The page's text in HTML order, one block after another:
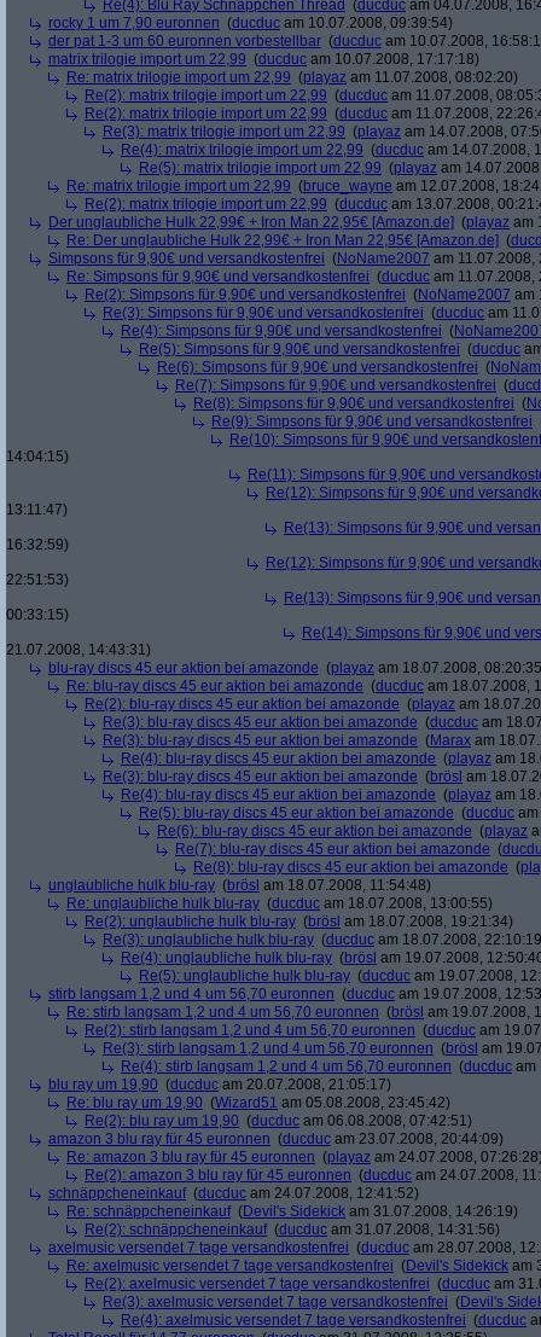
Re(4): Blu Ray Schnäppchen Thread (ducduc am 04.07.2008,
rocky 1 um 7,90 euronnen (ducduc am 10.07.2008, 09:39:54)
der pat 1-3 um 60 euronnen vorbestellbar (ducduc am 10.07.2008,
matrix trilogie import um 22,99 (ducduc am 10.07.2008, 17:17:18)
Re: matrix trilogie import um 22,99 (playaz am 11.07.2008, 08:02:20)
Re(2): matrix trilogie import um 22,99 (ducduc am 11.07.2008,
Re(2): matrix trilogie import um 22,99 (ducduc am 11.07.2008,
Re(3): matrix trilogie import um 22,99 (playaz am 14.07.2008,
Re(4): matrix trilogie import um 22,99 (ducduc am 14.07.2008,
Re(5): matrix trilogie import um 22,99 (playaz am
Re: matrix trilogie import um 22,99 (bruce_wayne am 12.07.2008,
Re(2): matrix trilogie import um 22,99 (ducduc am 13.07.2008,
Der unglaubliche Hulk 22,99€ + Iron Man 22,95€ [Amazon.de] (playaz am
Re: Der unglaubliche Hulk 22,99€ + Iron Man 22,95€ [Amazon.de] (
Simpsons für 9,90€ und versandkostenfrei (NoName2007 am 11.07.2008,
Re: Simpsons für 9,90€ und versandkostenfrei (ducduc am 11.07.2008,
Re(2): Simpsons für 9,90€ und versandkostenfrei (NoName2007 am
Re(3): Simpsons für 9,90€ und versandkostenfrei (ducduc am
Re(4): Simpsons für 9,90€ und versandkostenfrei (
Re(5): Simpsons für 9,90€ und versandkostenfrei (ducduc
Re(6): Simpsons für 9,90€ und versandkostenfrei (
Re(7): Simpsons für 9,90€ und versandkostenfrei (
Re(8): Simpsons für 9,90€ und versandkostenfrei (
Re(9): Simpsons für 9,90€ und versandkostenfrei
Re(10): Simpsons für 9,90€ und
14:04:15)
Re(11): Simpsons für 9,90€ und
Re(12): Simpsons für 9,90€ und
13:11:47)
Re(13): Simpsons für 9,90€ und
16:32:59)
Re(12): Simpsons für 9,90€ und
22:51:53)
Re(13): Simpsons für 9,90€ und
00:33:15)
Re(14): Simpsons für 9,90€ und
21.07.2008, 14:43:31)
blu-ray discs 45 eur aktion bei amazonde (playaz am 18.07.2008,
Re: blu-ray discs 45 eur aktion bei amazonde (ducduc am 18.07.2008,
Re(2): blu-ray discs 45 eur aktion bei amazonde (playaz am
Re(3): blu-ray discs 45 eur aktion bei amazonde (ducduc am
Re(3): blu-ray discs 45 eur aktion bei amazonde (Marax am
Re(4): blu-ray discs 45 eur aktion bei amazonde (playaz am
Re(3): blu-ray discs 45 eur aktion bei amazonde (brösl am
Re(4): blu-ray discs 45 eur aktion bei amazonde (playaz am
Re(5): blu-ray discs 45 eur aktion bei amazonde (ducduc
Re(6): blu-ray discs 45 eur aktion bei amazonde (playaz
Re(7): blu-ray discs 45 eur aktion bei amazonde (
Re(8): blu-ray discs 45 eur aktion bei amazonde (
unglaubliche hulk blu-ray (brösl am 18.07.2008, 11:54:48)
Re: unglaubliche hulk blu-ray (ducduc am 18.07.2008, 13:00:55)
Re(2): unglaubliche hulk blu-ray (brösl am 18.07.2008, 19:21:34)
Re(3): unglaubliche hulk blu-ray (ducduc am 18.07.2008,
Re(4): unglaubliche hulk blu-ray (brösl am 19.07.2008,
Re(5): unglaubliche hulk blu-ray (ducduc am 19.07.2008,
stirb langsam 1,2 und 4 um 56,70 euronnen (ducduc am 19.07.2008,
Re: stirb langsam 1,2 und 4 um 56,70 euronnen (brösl am 19.07.2008,
Re(2): stirb langsam 1,2 und 4 um 56,70 euronnen (ducduc am
Re(3): stirb langsam 1,2 und 4 um 56,70 euronnen (brösl am
Re(4): stirb langsam 1,2 und 4 um 56,70 euronnen (ducduc am
blu ray um 19,90 (ducduc am 20.07.2008, 21:05:17)
Re: blu ray um 19,90 (Wizard51 am 05.08.2008, 23:45:42)
Re(2): blu ray um 19,90 (ducduc am 06.08.2008, 07:42:51)
amazon 3 blu ray für 45 euronnen (ducduc am 23.07.2008, 20:44:09)
Re: amazon 3 blu ray für 45 euronnen (playaz am 24.07.2008,
Re(2): amazon 3 blu ray für 45 euronnen (ducduc am 24.07.2008,
schnäppcheneinkauf(ducduc am 24.07.2008, 12:41:52)
Re: schnäppcheneinkauf(Devil's Sidekick am 31.07.2008, 14:26:19)
Re(2): schnäppcheneinkauf(ducduc am 31.07.2008, 14:31:56)
axelmusic versendet 7 tage versandkostenfrei (ducduc am 28.07.2008,
Re: axelmusic versendet 7 tage versandkostenfrei (Devil's Sidekick am
Re(2): axelmusic versendet 7 tage versandkostenfrei (ducduc am
Re(3): axelmusic versendet 7 tage versandkostenfrei (Devil's
Re(4): axelmusic versendet 7 tage versandkostenfrei (ducduc